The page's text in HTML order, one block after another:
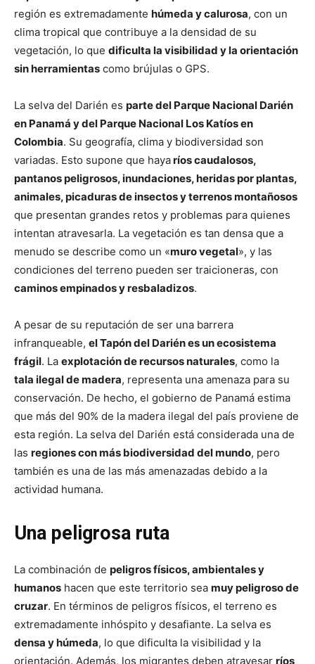
región es extremadamente húmeda y calurosa, con un
clima tropical que contribuye a la densidad de su
vegetación, lo que dificulta la visibilidad y la orientación
sin herramientas como brújulas o GPS.
La selva del Darién es parte del Parque Nacional Darién
en Panamá y del Parque Nacional Los Katíos en
Colombia. Su geografía, clima y biodiversidad son
variadas. Esto supone que hayaríos caudalosos,
pantanos peligrosos, inundaciones, heridas por plantas,
animales, picaduras de insectos y terrenos montañosos
que presentan grandes retos y problemas para quienes
intentan atravesarla. La vegetación es tan densa que a
menudo se describe como un «muro vegetal», y las
condiciones del terreno pueden ser traicioneras, con
caminos empinados y resbaladizos.
A pesar de su reputación de ser una barrera
infranqueable, el Tapón del Darién es un ecosistema
frágil. La explotación de recursos naturales, como la
tala ilegal de madera, representa una amenaza para su
conservación. De hecho, el gobierno de Panamá estima
que más del 90% de la madera ilegal del país proviene de
esta región. La selva del Darién está considerada una de
las regiones con más biodiversidad del mundo, pero
también es una de las más amenazadas debido a la
actividad humana.
Una peligrosa ruta
La combinación de peligros físicos, ambientales y
humanos hacen que este territorio sea muy peligroso de
cruzar. En términos de peligros físicos, el terreno es
extremadamente inhóspito y desafiante. La selva es
densa y húmeda, lo que dificulta la visibilidad y la
orientación. Además, los migrantes deben atravesar ríos